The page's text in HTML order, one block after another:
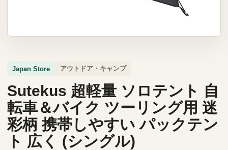
Japan Store アウトドア・キャンプ
Sutekus 超軽量 ソロテント 自
転車＆バイク ツーリング用 迷
彩柄 携帯しやすい パックテン
ト 広く (シングル)